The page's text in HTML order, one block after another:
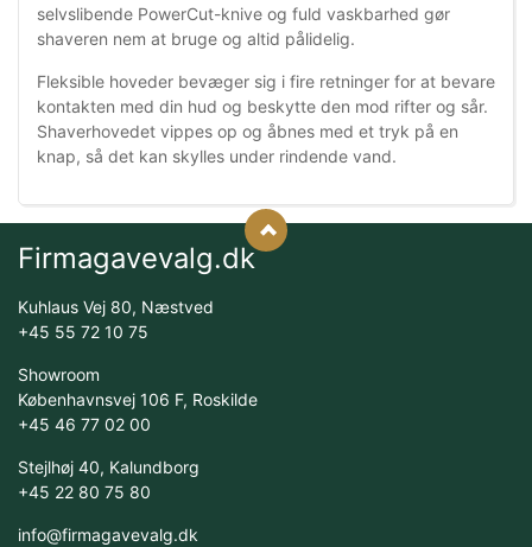
selvslibende PowerCut-knive og fuld vaskbarhed gør
shaveren nem at bruge og altid pålidelig.
Fleksible hoveder bevæger sig i fire retninger for at bevare
kontakten med din hud og beskytte den mod rifter og sår.
Shaverhovedet vippes op og åbnes med et tryk på en
knap, så det kan skylles under rindende vand.
Firmagavevalg.dk
Kuhlaus Vej 80, Næstved
+45 55 72 10 75
Showroom
Københavnsvej 106 F, Roskilde
+45 46 77 02 00
Stejlhøj 40, Kalundborg
+45 22 80 75 80
info@firmagavevalg.dk